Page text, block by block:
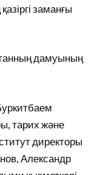
заманғы
дамуының
тарих және
директоры
Александр